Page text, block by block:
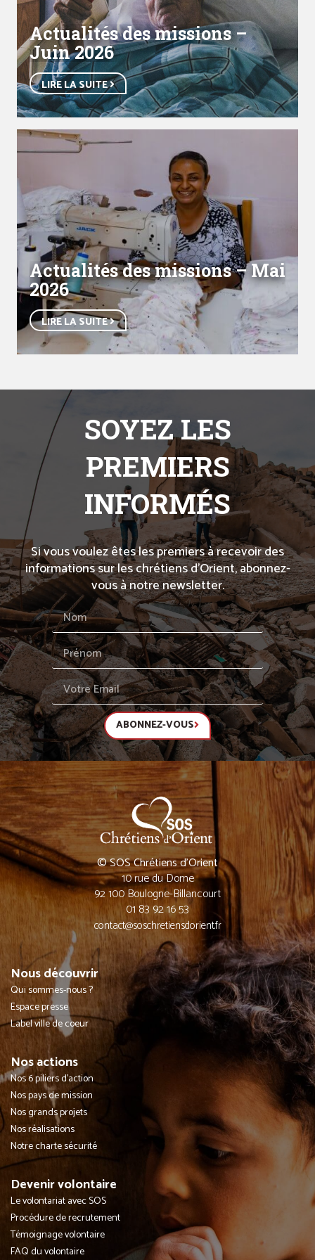
Actualités des missions –
Juin 2026
LIRE LA SUITE
Actualités des missions – Mai
2026
LIRE LA SUITE
SOYEZ LES
PREMIERS
INFORMÉS
Si vous voulez êtes les premiers à recevoir des
informations sur les chrétiens d’Orient, abonnez-
vous à notre newsletter.
ABONNEZ-VOUS
© SOS Chrétiens d’Orient
10 rue du Dome
92 100 Boulogne-Billancourt
01 83 92 16 53
contact@soschretiensdorient.fr
Nous découvrir
Qui sommes-nous ?
Espace presse
Label ville de coeur
Nos actions
Nos 6 piliers d'action
Nos pays de mission
Nos grands projets
Nos réalisations
Notre charte sécurité
Devenir volontaire
Le volontariat avec SOS
Procédure de recrutement
Témoignage volontaire
FAQ du volontaire